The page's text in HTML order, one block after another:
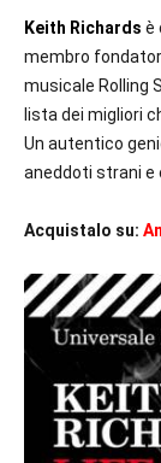
Keith Richards è
membro
musicale Rolling
lista dei migliori
Un autentico
aneddoti strani e
Acquistalo su: